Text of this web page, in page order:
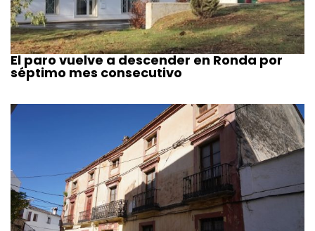
El paro vuelve a descender en Ronda por
séptimo mes consecutivo